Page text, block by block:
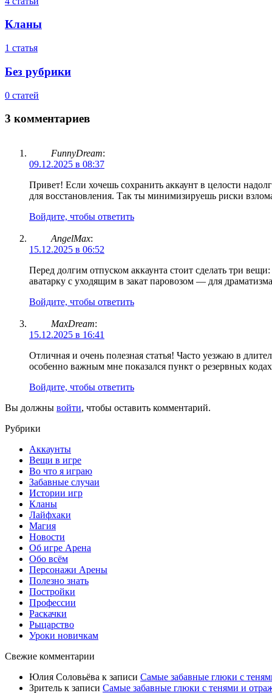
Кланы
1 статья
Без рубрики
0 статей
3 комментариев
FunnyDream:
09.12.2025 в 08:37
Привет! Если хочешь сохранить аккаунт в целости
для восстановления. Так ты минимизируешь риски
Войдите, чтобы ответить
AngelMax:
15.12.2025 в 06:52
Перед долгим отпуском аккаунта стоит сделать три
аватарку с уходящим в закат паровозом — для
Войдите, чтобы ответить
MaxDream:
15.12.2025 в 16:41
Отличная и очень полезная статья! Часто уезжаю в
особенно важным мне показался пункт о резервных
Войдите, чтобы ответить
Вы должны войти, чтобы оставить комментарий.
Рубрики
Аккаунты
Вещи в игре
Во что я играю
Забавные случаи
Истории игр
Кланы
Лайфхаки
Магия
Новости
Об игре Арена
Обо всём
Персонажи Арены
Полезно знать
Постройки
Профессии
Раскачки
Рыцарство
Уроки новичкам
Свежие комментарии
Юлия Соловьёва к записи Самые забавные глюки с
Зритель к записи Самые забавные глюки с тенями и